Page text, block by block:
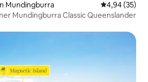
Mundingburra
4,94 (35)
Mundingburra Classic Queenslander